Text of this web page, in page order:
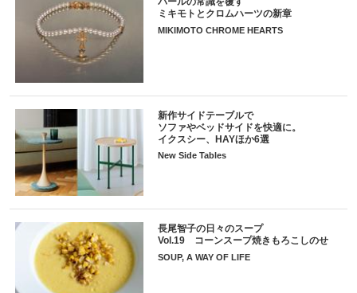
ミキモトとクロムハーツの新章
MIKIMOTO CHROME HEARTS
新作サイドテーブルで
ソファやベッドサイドを快適に。
イクスシー、HAYほか6選
New Side Tables
長尾智子の日々のスープ
Vol.19 コーンスープ焼きもろこしのせ
SOUP, A WAY OF LIFE